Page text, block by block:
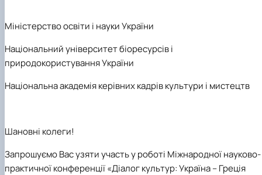
Міністерство освіти і науки України
Національний університет біоресурсів і
природокористування України
Національна академія керівних кадрів культури і мистецтв
Шановні колеги!
Запрошуємо Вас узяти участь у роботі Міжнародної науково-
практичної конференції «Діалог культур: Україна – Греція